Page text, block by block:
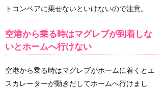
トコンベアに乗せないといけないので注意。
空港から乗る時はマグレブが到着しな
いとホームへ行けない
空港から乗る時はマグレブがホームに着くとエ
スカレーターが動きだしてホームへ行けまし